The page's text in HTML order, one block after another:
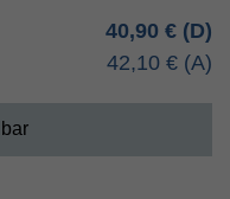
40,90 €
42,10 €